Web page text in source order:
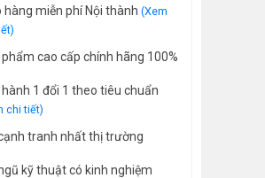
hàng miễn phí Nội thành (Xem
cao cấp chính hãng 100%
hành 1 đổi 1 theo tiêu chuẩn
chi tiết)
tranh nhất thị trường
kỹ thuật có kinh nghiệm